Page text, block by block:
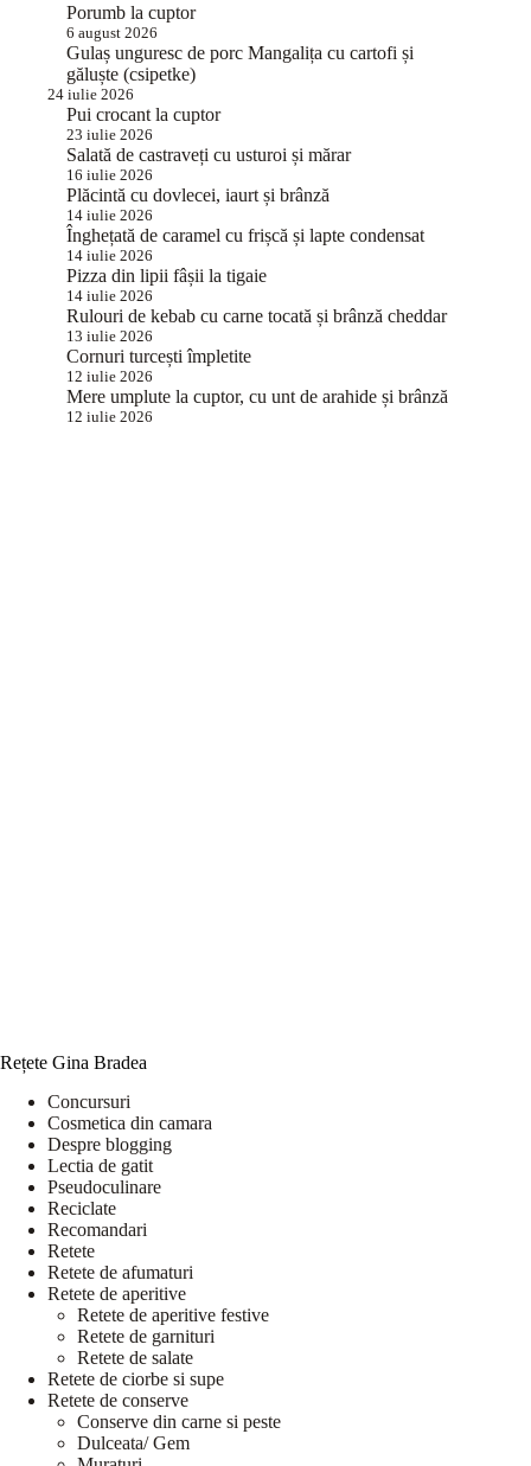
Porumb la cuptor
6 august 2026
Gulaș unguresc de porc Mangalița cu cartofi și
găluște (csipetke)
24 iulie 2026
Pui crocant la cuptor
23 iulie 2026
Salată de castraveți cu usturoi și mărar
16 iulie 2026
Plăcintă cu dovlecei, iaurt și brânză
14 iulie 2026
Înghețată de caramel cu frișcă și lapte condensat
14 iulie 2026
Pizza din lipii fâșii la tigaie
14 iulie 2026
Rulouri de kebab cu carne tocată și brânză cheddar
13 iulie 2026
Cornuri turcești împletite
12 iulie 2026
Mere umplute la cuptor, cu unt de arahide și brânză
12 iulie 2026
Rețete Gina Bradea
Concursuri
Cosmetica din camara
Despre blogging
Lectia de gatit
Pseudoculinare
Reciclate
Recomandari
Retete
Retete de afumaturi
Retete de aperitive
Retete de aperitive festive
Retete de garnituri
Retete de salate
Retete de ciorbe si supe
Retete de conserve
Conserve din carne si peste
Dulceata/ Gem